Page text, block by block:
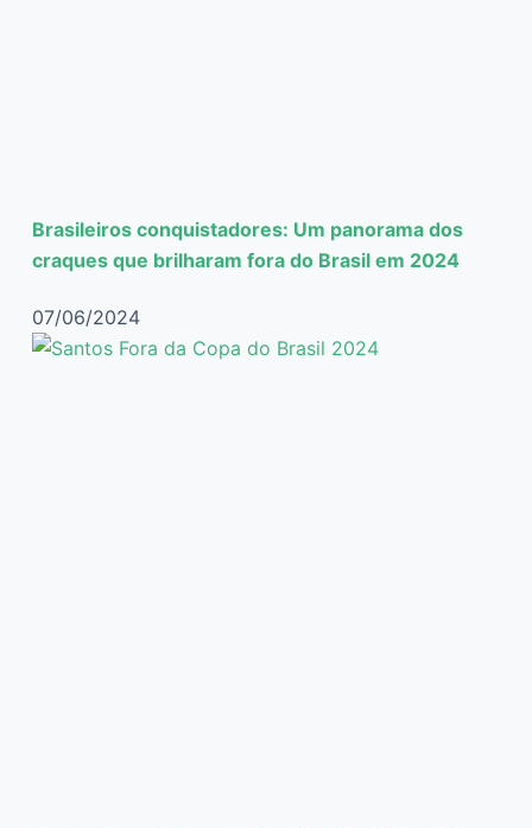
Brasileiros conquistadores: Um panorama dos
craques que brilharam fora do Brasil em 2024
07/06/2024